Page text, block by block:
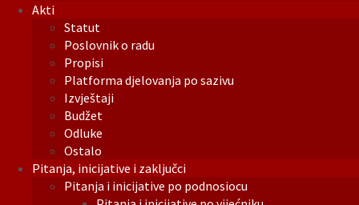
Akti
Statut
Poslovnik o radu
Propisi
Platforma djelovanja po sazivu
Izvještaji
Budžet
Odluke
Ostalo
Pitanja, inicijative i zaključci
Pitanja i inicijative po podnosiocu